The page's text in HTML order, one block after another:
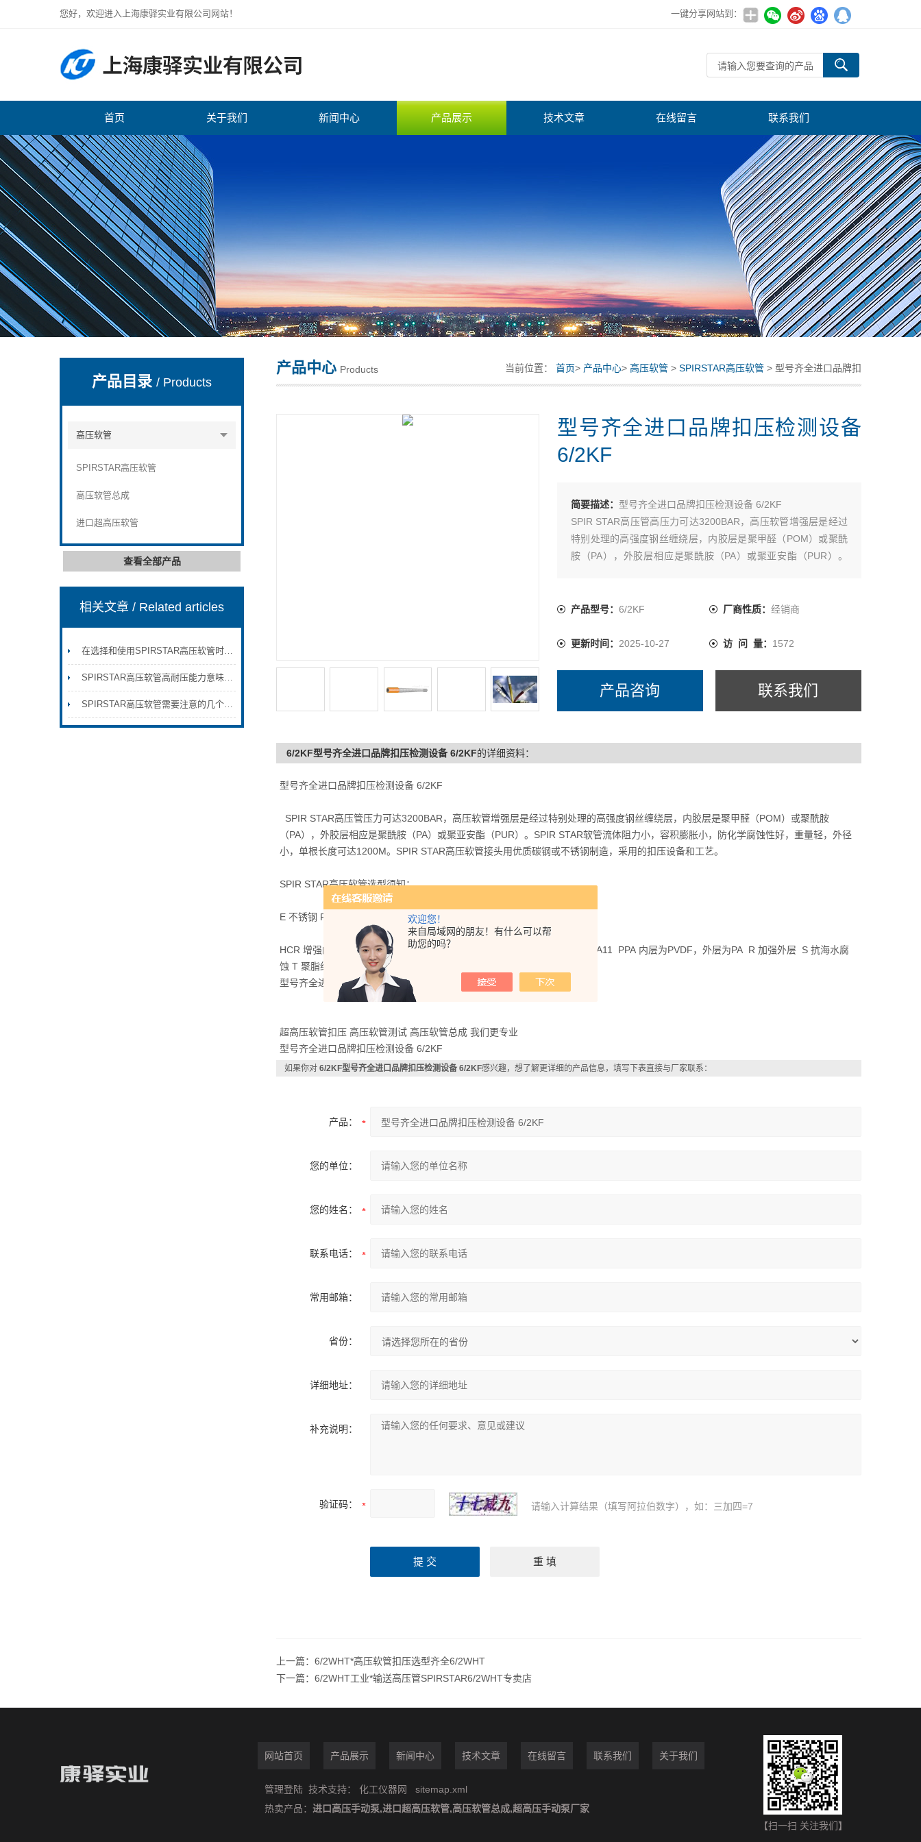
欢迎您！
来自局域网的朋友！有什么可以帮
助您的吗？
您好，欢迎进入上海康驿实业有限公司网站！ 一键分享网站到：
上海康驿实业有限公司
首页 关于我们 新闻中心 产品展示 技术文章 在线留言 联系我们
产品目录/ Products
高压软管
SPIRSTAR高压软管
高压软管总成
进口超高压软管
查看全部产品
相关文章/ Related articles
在选择和使用SPIRSTAR高压软管时需要注意以下几点
SPIRSTAR高压软管高耐压能力意味着它能够有效地应对各种高压环境
SPIRSTAR高压软管需要注意的几个问题
产品中心 Products 当前位置： 首页> 产品中心> 高压软管 > SPIRSTAR高压软管 > 型号齐全进口品牌扣
压检测设备 6/2KF
型号齐全进口品牌扣压检测设备
6/2KF
简要描述： 型号齐全进口品牌扣压检测设备 6/2KF
SPIR STAR高压管高压力可达3200BAR，高压软管增强层是经过
特别处理的高强度钢丝缠绕层，内胶层是聚甲醛（POM）或聚酰
胺（PA），外胶层相应是聚酰胺（PA）或聚亚安酯（PUR）。
用优质碳钢或不锈钢制造，
产品型号： 6/2KF 厂商性质： 经销商
更新时间： 2025-10-27 访 问 量： 1572
产品咨询 联系我们
6/2KF型号齐全进口品牌扣压检测设备 6/2KF的详细资料：
型号齐全进口品牌扣压检测设备 6/2KF
SPIR STAR高压管压力可达3200BAR，高压软管增强层是经过特别处理的高强度钢丝缠绕层，内胶层是聚甲醛（POM）或聚酰胺
（PA），外胶层相应是聚酰胺（PA）或聚亚安酯（PUR）。SPIR STAR软管流体阻力小，容积膨胀小，防化学腐蚀性好，重量轻，外径
小，单根长度可达1200M。SPIR STAR高压软管接头用优质碳钢或不锈钢制造，采用的扣压设备和工艺。
SPIR STAR高压软管选型须知：
E 不锈钢 F 内层为PTFE H 加强 HCR 增强的抗外部压力
HCR 增强的抗外部压力 HT 高温 K 编织层 L 非常柔韧 M 针对甲醇内层为PA11 PPA 内层为PVDF，外层为PA R 加强外层 S 抗海水腐
蚀 T 聚脂纤维 W 缠绕管
型号齐全进口品牌扣压检测设备 6/2KF
超高压软管扣压 高压软管测试 高压软管总成 我们更专业
型号齐全进口品牌扣压检测设备 6/2KF
如果你对 6/2KF型号齐全进口品牌扣压检测设备 6/2KF感兴趣，想了解更详细的产品信息，填写下表直接与厂家联系：
产品：
您的单位：
您的姓名：
联系电话：
常用邮箱：
省份：
详细地址：
补充说明：
验证码： 请输入计算结果（填写阿拉伯数字），如：三加四=7
上一篇： 6/2WHT*高压软管扣压选型齐全6/2WHT
下一篇： 6/2WHT工业*输送高压管SPIRSTAR6/2WHT专卖店
网站首页 产品展示 新闻中心 技术文章 在线留言 联系我们 关于我们
管理登陆 技术支持： 化工仪器网
sitemap.xml
热卖产品： 进口高压手动泵,进口超高压软管,高压软管总成,超高压手动泵厂家
【扫一扫 关注我们】